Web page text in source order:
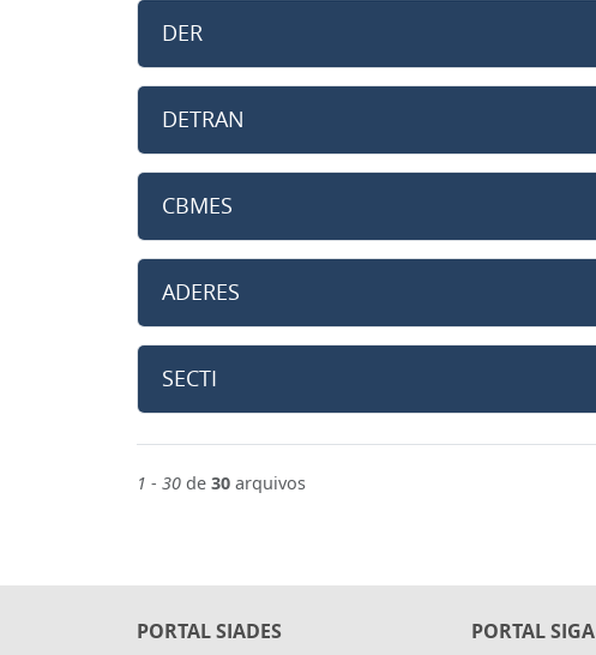
DER
DETRAN
CBMES
ADERES
SECTI
1 - 30 de 30 arquivos
PORTAL SIADES PORTAL SIGA